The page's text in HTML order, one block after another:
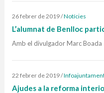
26 febrer de 2019/Notícies
L’alumnat de Benlloc
Amb el divulgador Marc Boada
22 febrer de 2019/
Ajudes a la reforma